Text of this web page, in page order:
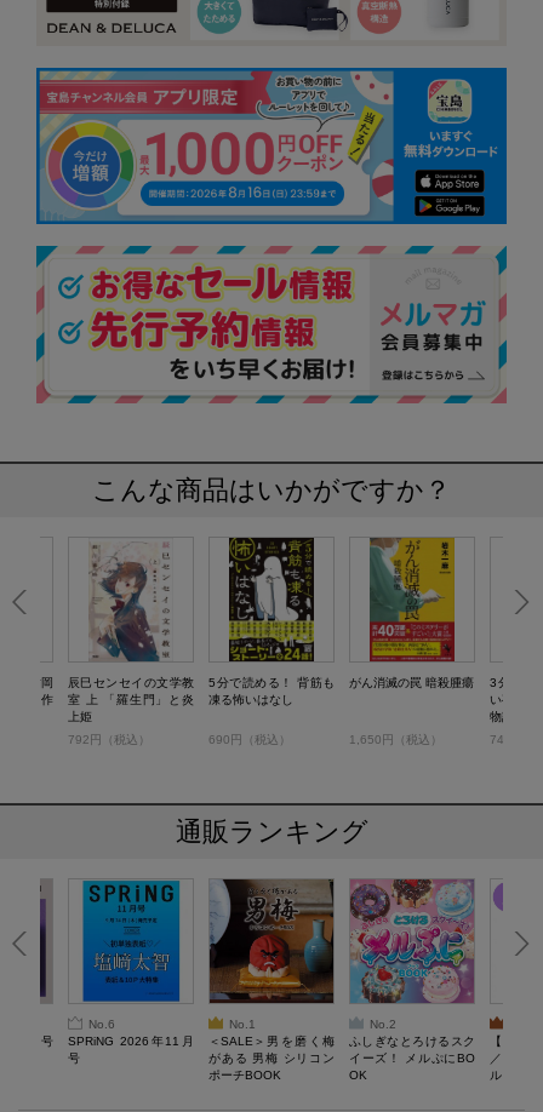
こんな商品はいかがですか？
・楯岡
リー作
辰巳センセイの文学教
室 上 「羅生門」と炎
上姫
792円（税込）
5分で読める！ 背筋も
凍る怖いはなし
690円（税込）
がん消滅の罠 暗殺腫瘍
1,650円（税込）
3分で読
い夜に
物語
748円（
通販ランキング
10月号
No.6
SPRiNG 2026年11月
号
No.1
＜SALE＞男を磨く梅
がある 男梅 シリコン
ポーチBOOK
No.2
ふしぎなとろけるスク
イーズ！ メルぷにBO
OK
【
／Lサ
ル）【
労回復ウ